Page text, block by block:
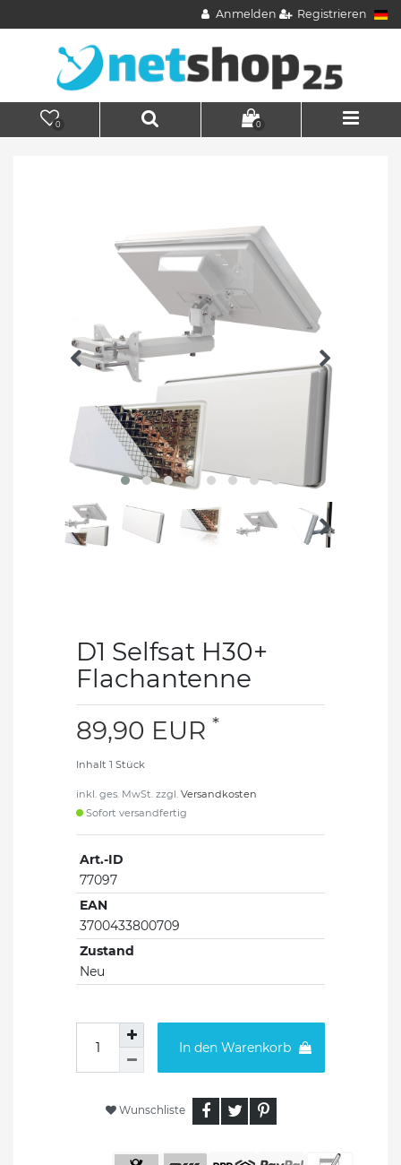
Anmelden Registrieren
0 0
D1 Selfsat H30+
Flachantenne
89,90 EUR *
Inhalt 1 Stück
inkl. ges. MwSt. zzgl. Versandkosten
Sofort versandfertig
Art.-ID
77097
EAN
3700433800709
Zustand
Neu
In den Warenkorb
Wunschliste